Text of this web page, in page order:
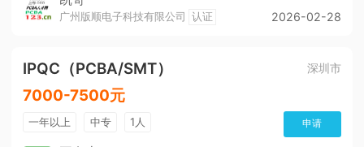
广州版顺电子科技有限公司 认证 2026-02-28
IPQC（PCBA/SMT） 深圳市
7000-7500元
一年以上 中专 1人 申请